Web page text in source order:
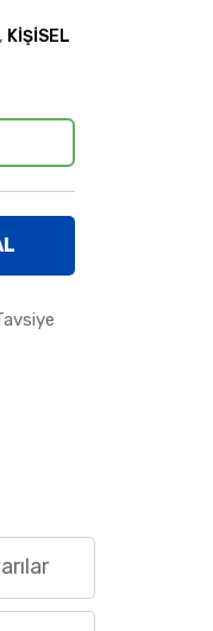
, KİŞİSEL